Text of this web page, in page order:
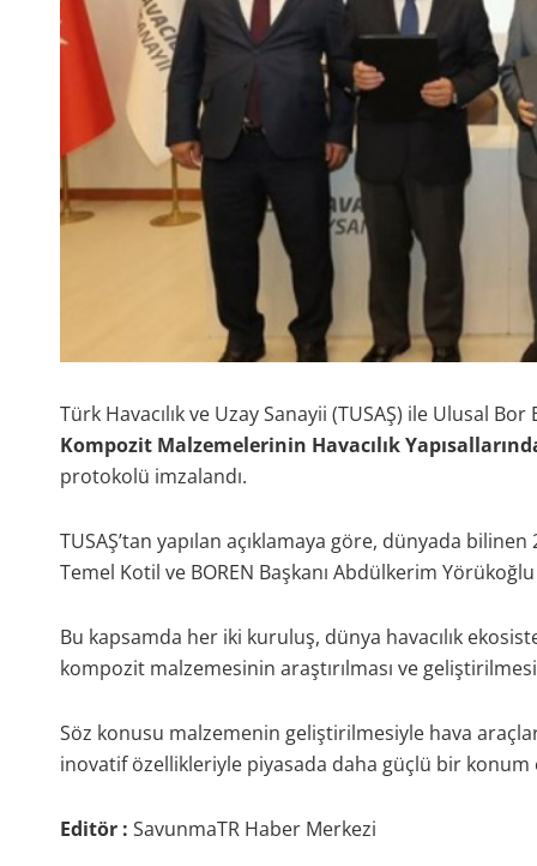
Türk Havacılık ve Uzay Sanayii (TUSAŞ) ile Ulusal
Kompozit Malzemelerinin Havacılık
protokolü imzalandı.
TUSAŞ’tan yapılan açıklamaya göre, dünyada
Temel Kotil ve BOREN Başkanı Abdülkerim
Bu kapsamda her iki kuruluş, dünya havacılık
kompozit malzemesinin araştırılması ve
Söz konusu malzemenin geliştirilmesiyle hava
inovatif özellikleriyle piyasada daha güçlü bir
Editör : SavunmaTR Haber Merkezi